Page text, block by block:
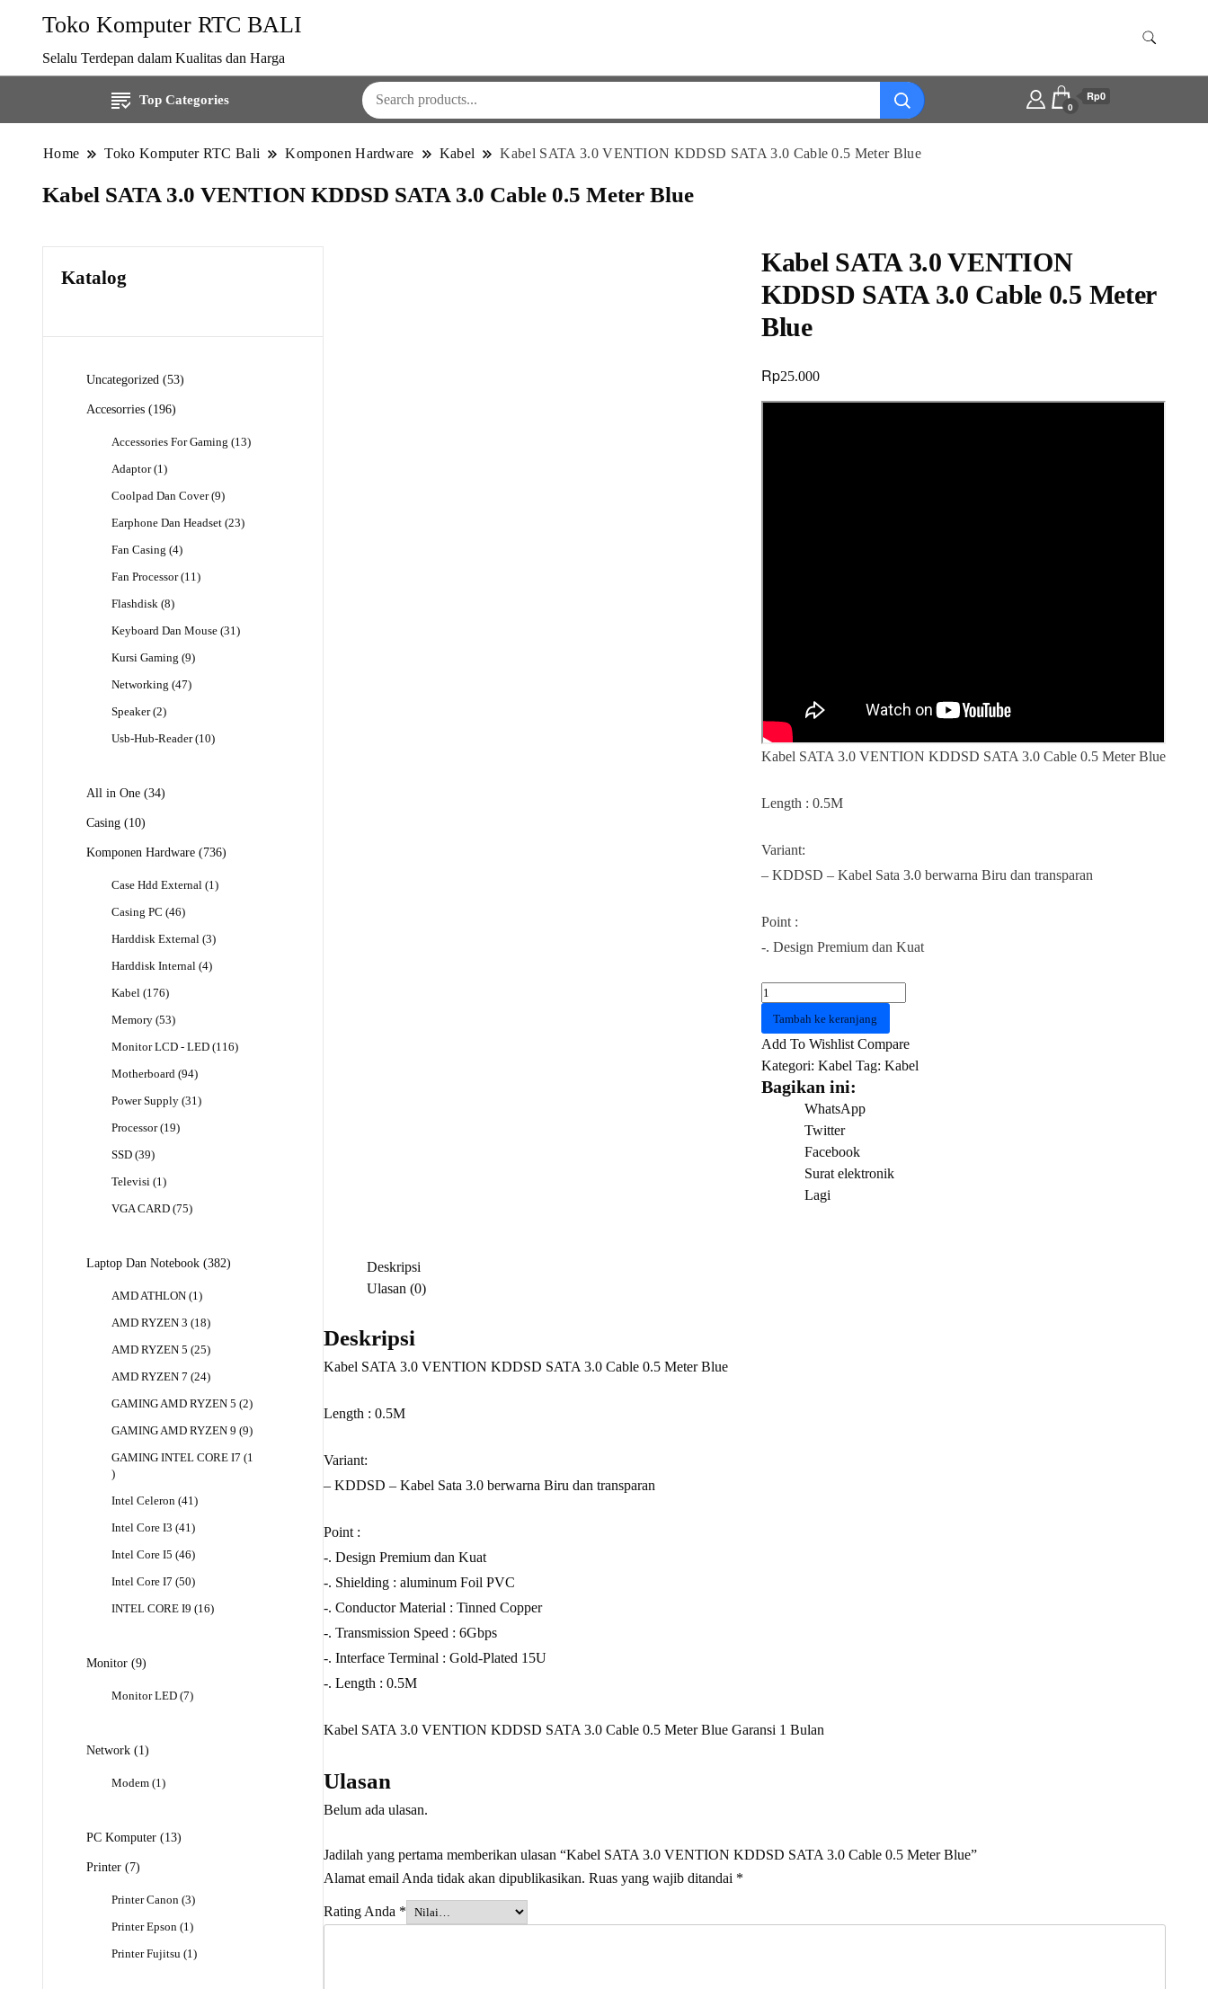
Toko Komputer RTC BALI
Selalu Terdepan dalam Kualitas dan Harga
Top Categories 0
Rp0
Home Toko Komputer RTC Bali Komponen Hardware Kabel Kabel SATA 3.0 VENTION KDDSD SATA 3.0 Cable 0.5 Meter Blue
Kabel SATA 3.0 VENTION KDDSD SATA 3.0 Cable 0.5 Meter Blue
Kabel SATA 3.0 VENTION
KDDSD SATA 3.0 Cable 0.5 Meter
Blue
Rp25.000
Kabel SATA 3.0 VENTION KDDSD SATA 3.0 Cable 0.5 Meter Blue
Length : 0.5M
Variant:
– KDDSD – Kabel Sata 3.0 berwarna Biru dan transparan
Point :
-. Design Premium dan Kuat
Kuantitas
Kabel
SATA
VENTION
KDDSD
Tambah ke keranjang
Add To Wishlist Compare
Kategori: Kabel Tag: Kabel
Bagikan ini:
WhatsApp
Twitter
Facebook
Surat elektronik
Lagi
Deskripsi
Ulasan (0)
Deskripsi
Kabel SATA 3.0 VENTION KDDSD SATA 3.0 Cable 0.5 Meter Blue
Length : 0.5M
Variant:
– KDDSD – Kabel Sata 3.0 berwarna Biru dan transparan
Point :
-. Design Premium dan Kuat
-. Shielding : aluminum Foil PVC
-. Conductor Material : Tinned Copper
-. Transmission Speed : 6Gbps
-. Interface Terminal : Gold-Plated 15U
-. Length : 0.5M
Kabel SATA 3.0 VENTION KDDSD SATA 3.0 Cable 0.5 Meter Blue Garansi 1 Bulan
Ulasan
Belum ada ulasan.
Jadilah yang pertama memberikan ulasan “Kabel SATA 3.0 VENTION KDDSD SATA 3.0 Cable 0.5 Meter Blue”
Alamat email Anda tidak akan dipublikasikan. Ruas yang wajib ditandai *
Rating Anda *
Katalog
Uncategorized 5353
Accesorries
196196
Accessories For Gaming 1313
Adaptor 11
Coolpad Dan Cover 99
Earphone Dan Headset 2323
Fan Casing 44
Fan Processor 1111
Flashdisk 88
Keyboard Dan Mouse 3131
Kursi Gaming 99
Networking 4747
Speaker 22
Usb-Hub-Reader 1010
All in One 3434
Casing
1010
Komponen Hardware
736736
Case Hdd External 11
Casing PC 4646
Harddisk External 33
Harddisk Internal 44
Kabel 176176
Memory 5353
Monitor LCD - LED 116116
Motherboard 9494
Power Supply 3131
Processor 1919
SSD 3939
Televisi 11
VGA CARD 7575
Laptop Dan Notebook 382382
AMD ATHLON 11
AMD RYZEN 3
1818
AMD RYZEN 5 2525
AMD RYZEN 7 2424
GAMING AMD RYZEN 5 22
GAMING AMD RYZEN 9 99
GAMING INTEL CORE I7
1
1
Intel Celeron 4141
Intel Core I3 4141
Intel Core I5 4646
Intel Core I7 5050
INTEL CORE I9
1616
Monitor 99
Monitor LED 77
Network 11
Modem 11
PC Komputer 1313
Printer
77
Printer Canon 33
Printer Epson 11
Printer Fujitsu 11